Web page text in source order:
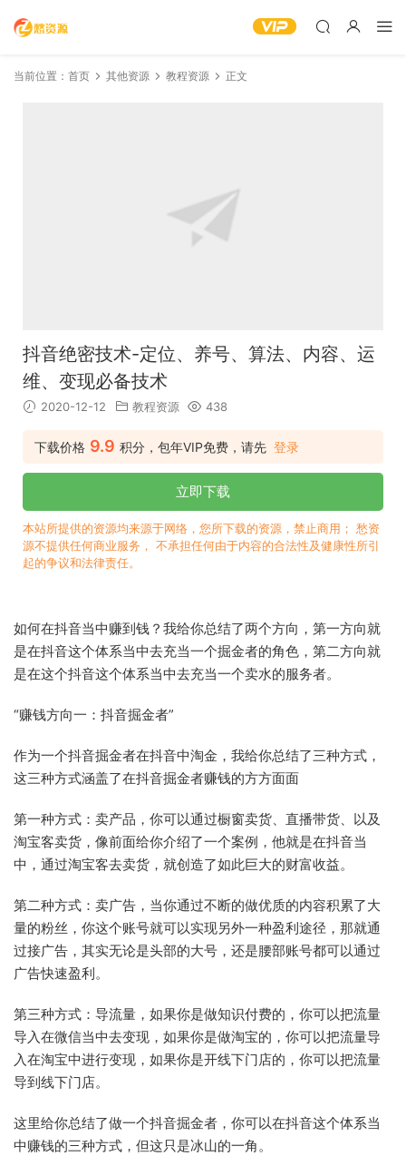
当前位置： 首页 其他资源 教程资源 正文
抖音绝密技术-定位、养号、算法、内容、运
维、变现必备技术
2020-12-12 教程资源 438
下载价格 9.9 积分，包年VIP免费，请先 登录
立即下载
本站所提供的资源均来源于网络，您所下载的资源，禁止商用； 愁资
源不提供任何商业服务， 不承担任何由于内容的合法性及健康性所引
起的争议和法律责任。
如何在抖音当中赚到钱？我给你总结了两个方向，第一方向就
是在抖音这个体系当中去充当一个掘金者的角色，第二方向就
是在这个抖音这个体系当中去充当一个卖水的服务者。
“赚钱方向一：抖音掘金者”
作为一个抖音掘金者在抖音中淘金，我给你总结了三种方式，
这三种方式涵盖了在抖音掘金者赚钱的方方面面
第一种方式：卖产品，你可以通过橱窗卖货、直播带货、以及
淘宝客卖货，像前面给你介绍了一个案例，他就是在抖音当
中，通过淘宝客去卖货，就创造了如此巨大的财富收益。
第二种方式：卖广告，当你通过不断的做优质的内容积累了大
量的粉丝，你这个账号就可以实现另外一种盈利途径，那就通
过接广告，其实无论是头部的大号，还是腰部账号都可以通过
广告快速盈利。
第三种方式：导流量，如果你是做知识付费的，你可以把流量
导入在微信当中去变现，如果你是做淘宝的，你可以把流量导
入在淘宝中进行变现，如果你是开线下门店的，你可以把流量
导到线下门店。
这里给你总结了做一个抖音掘金者，你可以在抖音这个体系当
中赚钱的三种方式，但这只是冰山的一角。